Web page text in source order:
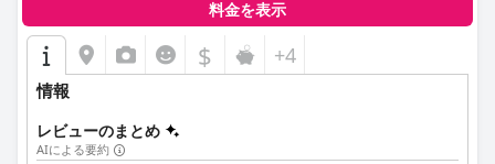
料金を表示
$ +4
情報
レビューのまとめ
AIによる要約